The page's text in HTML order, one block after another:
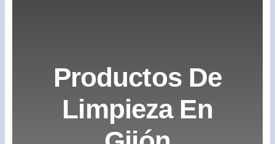
Productos De
Limpieza En